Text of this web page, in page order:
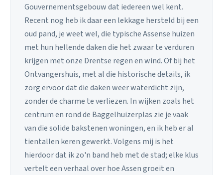
Gouvernementsgebouw dat iedereen wel kent.
Recent nog heb ik daar een lekkage hersteld bij een
oud pand, je weet wel, die typische Assense huizen
met hun hellende daken die het zwaar te verduren
krijgen met onze Drentse regen en wind. Of bij het
Ontvangershuis, met al die historische details, ik
zorg ervoor dat die daken weer waterdicht zijn,
zonder de charme te verliezen. In wijken zoals het
centrum en rond de Baggelhuizerplas zie je vaak
van die solide bakstenen woningen, en ik heb er al
tientallen keren gewerkt. Volgens mij is het
hierdoor dat ik zo'n band heb met de stad; elke klus
vertelt een verhaal over hoe Assen groeit en